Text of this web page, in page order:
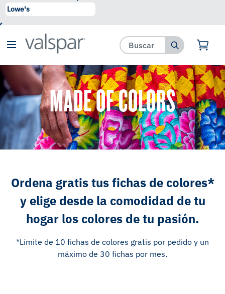
se ha agregado a favoritos.
MADE OF COLORS
Ordena gratis tus fichas de colores*
y elige desde la comodidad de tu
hogar los colores de tu pasión.
*Límite de 10 fichas de colores gratis por pedido y un
máximo de 30 fichas por mes.